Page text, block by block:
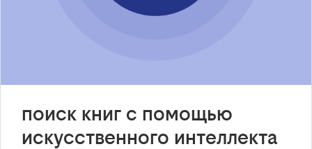
поиск книг с помощью
искусственного интеллекта